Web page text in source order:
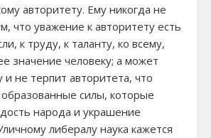
авторитету. Ему никогда не
что уважение к авторитету есть
к труду, к таланту, ко всему,
значение человеку; а может
не терпит авторитета, что
силы, которые
народа и украшение
либералу наука кажется